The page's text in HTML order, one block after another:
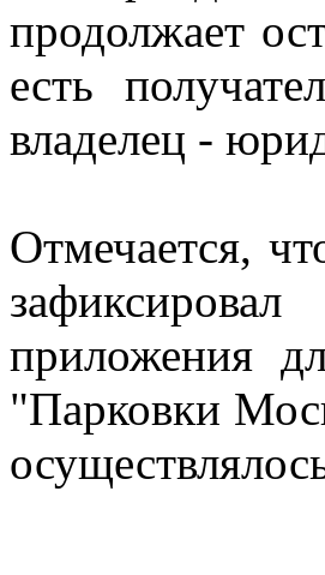
продолжает
есть
владелец -
Отмечается,
приложения
"Парковки